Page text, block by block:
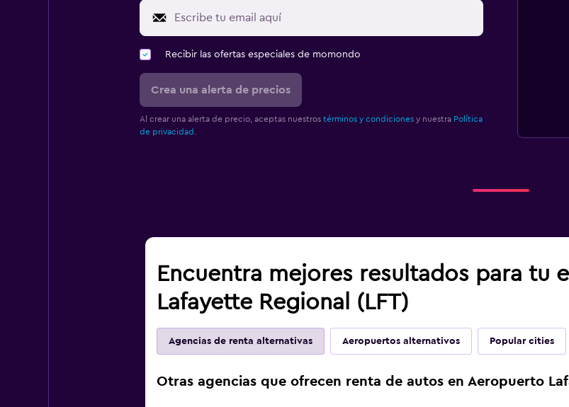
Recibir las ofertas especiales de momondo
Crea una alerta de precios
Al crear una alerta de precio, aceptas nuestros términos y condicionesy nuestra Política
de privacidad.
Encuentra mejores resultados para tu
Lafayette Regional (LFT)
Agencias de renta alternativas Aeropuertos alternativos Popular cities
Otras agencias que ofrecen renta de autos en Aeropuerto